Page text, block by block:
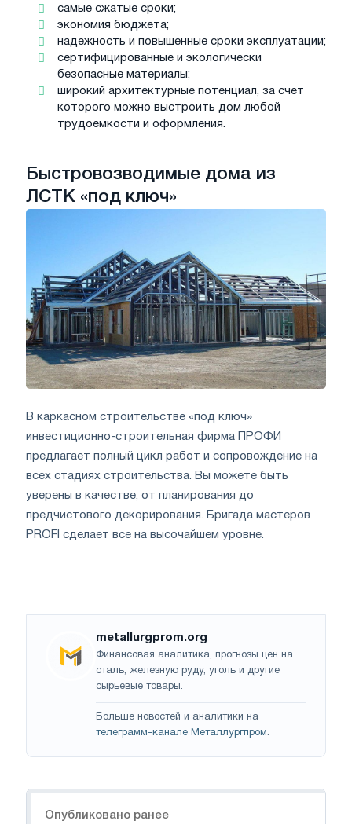
самые сжатые сроки;
экономия бюджета;
надежность и повышенные сроки эксплуатации;
сертифицированные и экологически
безопасные материалы;
широкий архитектурные потенциал, за счет
которого можно выстроить дом любой
трудоемкости и оформления.
Быстровозводимые дома из
ЛСТК «под ключ»
В каркасном строительстве «под ключ»
инвестиционно-строительная фирма ПРОФИ
предлагает полный цикл работ и сопровождение на
всех стадиях строительства. Вы можете быть
уверены в качестве, от планирования до
предчистового декорирования. Бригада мастеров
PROFI сделает все на высочайшем уровне.
metallurgprom.org
Финансовая аналитика, прогнозы цен на
сталь, железную руду, уголь и другие
сырьевые товары.
Больше новостей и аналитики на
телеграмм-канале Металлургпром.
Опубликовано ранее